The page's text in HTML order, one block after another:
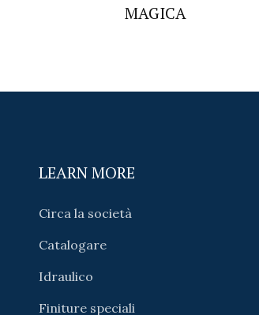
MAGICA
LEARN MORE
Circa la società
Catalogare
Idraulico
Finiture speciali